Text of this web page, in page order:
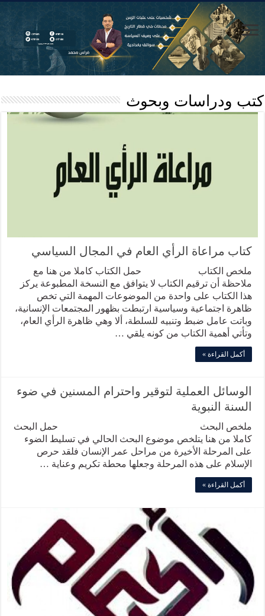
كتب ودراسات وبحوث
كتاب مراعاة الرأي العام في المجال السياسي
ملخص الكتاب حمل الكتاب كاملا من هنا مع
ملاحظة أن ترقيم الكتاب لا يتوافق مع النسخة المطبوعة يركز
هذا الكتاب على واحدة من الموضوعات المهمة التي تخص
ظاهرة اجتماعية وسياسية ارتبطت بظهور المجتمعات الإنسانية،
وباتت عامل ضبط وتنبيه للسلطة، ألا وهي ظاهرة الرأي العام،
وتأتي أهمية الكتاب من كونه يلقي …
أكمل القراءة »
الوسائل العملية لتوقير واحترام المسنين في ضوء
السنة النبوية
ملخص البحث حمل البحث
كاملا من هنا يتلخص موضوع البحث الحالي في تسليط الضوء
على المرحلة الأخيرة من مراحل عمر الإنسان فلقد حرص
الإسلام على هذه المرحلة وجعلها محطة تكريم وعناية …
أكمل القراءة »